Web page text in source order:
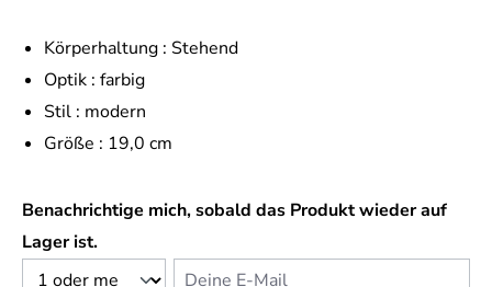
Körperhaltung : Stehend
Optik : farbig
Stil : modern
Größe : 19,0 cm
Benachrichtige mich, sobald das Produkt wieder auf
Lager ist.
Deine E-Mail